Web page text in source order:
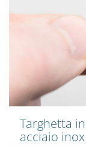
Targhetta
acciaio